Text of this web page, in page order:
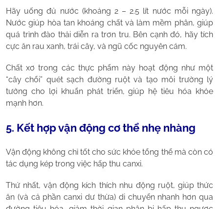
Hãy uống đủ nước (khoảng 2 – 2.5 lít nước mỗi ngày).
Nước giúp hòa tan khoáng chất và làm mềm phân, giúp
quá trình đào thải diễn ra trơn tru. Bên cạnh đó, hãy tích
cực ăn rau xanh, trái cây, và ngũ cốc nguyên cám.
Chất xơ trong các thực phẩm này hoạt động như một
“cây chổi” quét sạch đường ruột và tạo môi trường lý
tưởng cho lợi khuẩn phát triển, giúp hệ tiêu hóa khỏe
mạnh hơn.
5. Kết hợp vận động cơ thể nhẹ nhàng
Vận động không chỉ tốt cho sức khỏe tổng thể mà còn có
tác dụng kép trong việc hấp thu canxi.
Thứ nhất, vận động kích thích nhu động ruột, giúp thức
ăn (và cả phần canxi dư thừa) di chuyển nhanh hơn qua